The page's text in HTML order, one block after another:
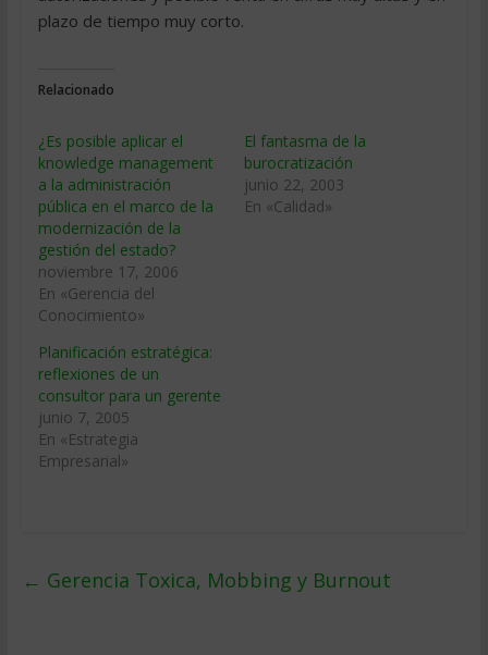
plazo de tiempo muy corto.
Relacionado
¿Es posible aplicar el
knowledge management
a la administración
pública en el marco de la
modernización de la
gestión del estado?
noviembre 17, 2006
En «Gerencia del
Conocimiento»
El fantasma de la
burocratización
junio 22, 2003
En «Calidad»
Planificación estratégica:
reflexiones de un
consultor para un gerente
junio 7, 2005
En «Estrategia
Empresarial»
← Gerencia Toxica, Mobbing y Burnout